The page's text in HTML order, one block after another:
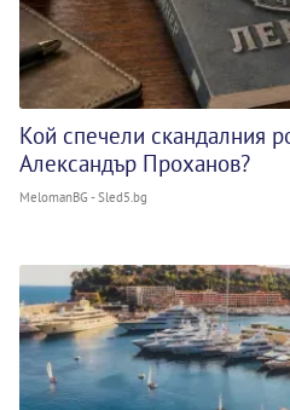
Кой спечели скандалния
Александър Проханов?
MelomanBG - Sled5.bg